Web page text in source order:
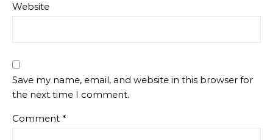
Website
Save my name, email, and website in this browser for
the next time I comment.
Comment *